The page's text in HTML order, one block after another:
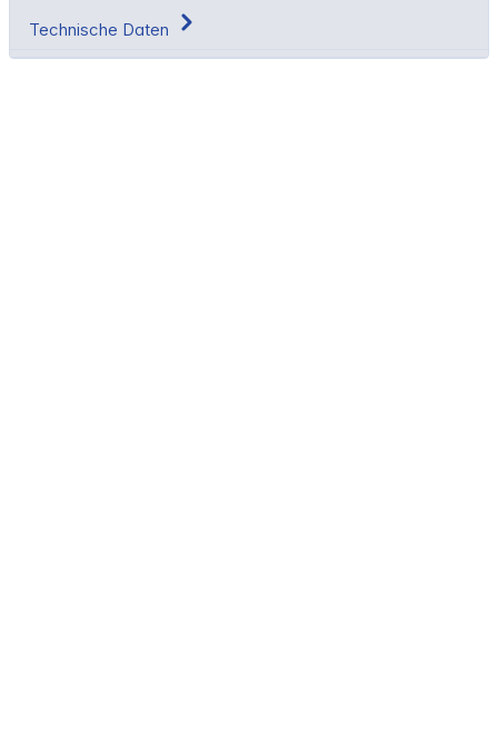
Technische Daten